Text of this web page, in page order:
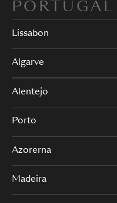
PORTUGAL
Lissabon
Algarve
Alentejo
Porto
Azorerna
Madeira